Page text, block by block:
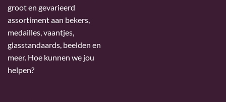
groot en gevarieerd
assortiment aan bekers,
medailles, vaantjes,
glasstandaards, beelden en
meer. Hoe kunnen we jou
helpen?